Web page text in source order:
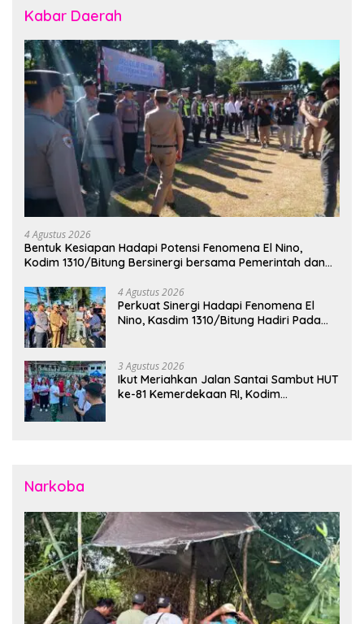
Kabar Daerah
4 Agustus 2026
Bentuk Kesiapan Hadapi Potensi Fenomena El Nino,
Kodim 1310/Bitung Bersinergi bersama Pemerintah dan
Bencana
4 Agustus 2026
Perkuat Sinergi Hadapi Fenomena El
Nino, Kasdim 1310/Bitung Hadiri Pada
3 Agustus 2026
Ikut Meriahkan Jalan Santai Sambut HUT
ke-81 Kemerdekaan RI, Kodim
Narkoba